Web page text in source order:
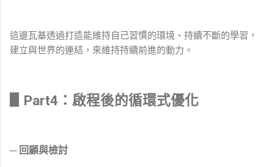
這邊瓦基透過打造能維持自己習慣的環境、持續不斷的學習，
建立與世界的連結，來維持持續前進的動力。
▋Part4：啟程後的循環式優化
─ 回顧與檢討